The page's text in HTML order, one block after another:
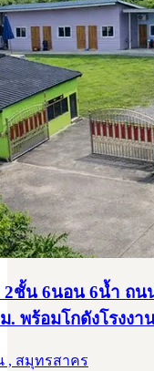
2ชั้น 6นอน 6น้ำ ถน
. พร้อมโกดังโรงง
, สมุทรสาคร